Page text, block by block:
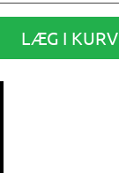
LÆG I KURV